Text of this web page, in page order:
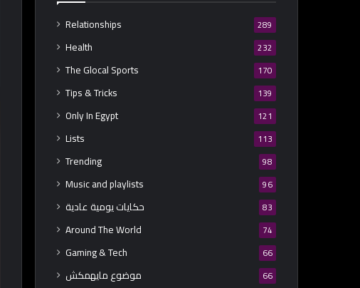
Relationships 289
Health 232
The Glocal Sports 170
Tips & Tricks 139
Only In Egypt 121
Lists 113
Trending 98
Music and playlists 96
حكايات يومية عادية 83
Around The World 74
Gaming & Tech 66
موضوع مايهمكش 66